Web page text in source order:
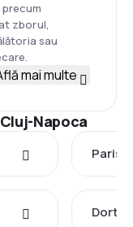
zborul,
sau
mai multe
Napoca
Paris